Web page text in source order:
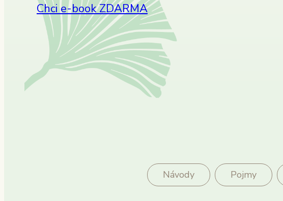
Chci e-book ZDARMA
Návody Pojmy